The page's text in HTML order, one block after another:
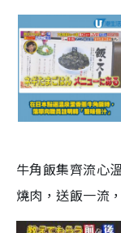
牛角飯集齊流心
燒肉，送飯一流